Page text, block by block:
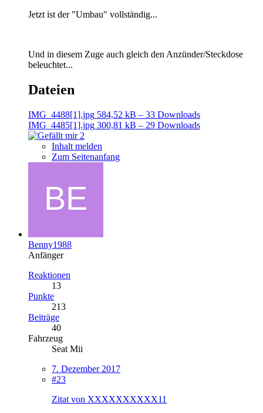
Jetzt ist der "Umbau" vollständig...
Und in diesem Zuge auch gleich den Anzünder/Steckdose
beleuchtet...
Dateien
IMG_4488[1].jpg 584,52 kB – 33 Downloads
IMG_4485[1].jpg 300,81 kB – 29 Downloads
2
Inhalt melden
Zum Seitenanfang
Benny1988
Anfänger
Reaktionen
13
Punkte
213
Beiträge
40
Fahrzeug
Seat Mii
7. Dezember 2017
#23
Zitat von XXXXXXXXXX11